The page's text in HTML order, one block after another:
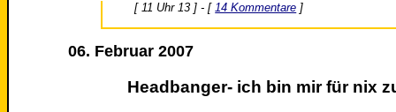
[ 11 Uhr 13 ] - [14 Kommentare ]
06. Februar 2007
Headbanger- ich bin mir für nix